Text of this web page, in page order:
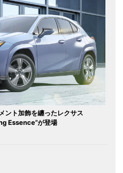
ント加飾を纏ったレクサス
Essence”が登場